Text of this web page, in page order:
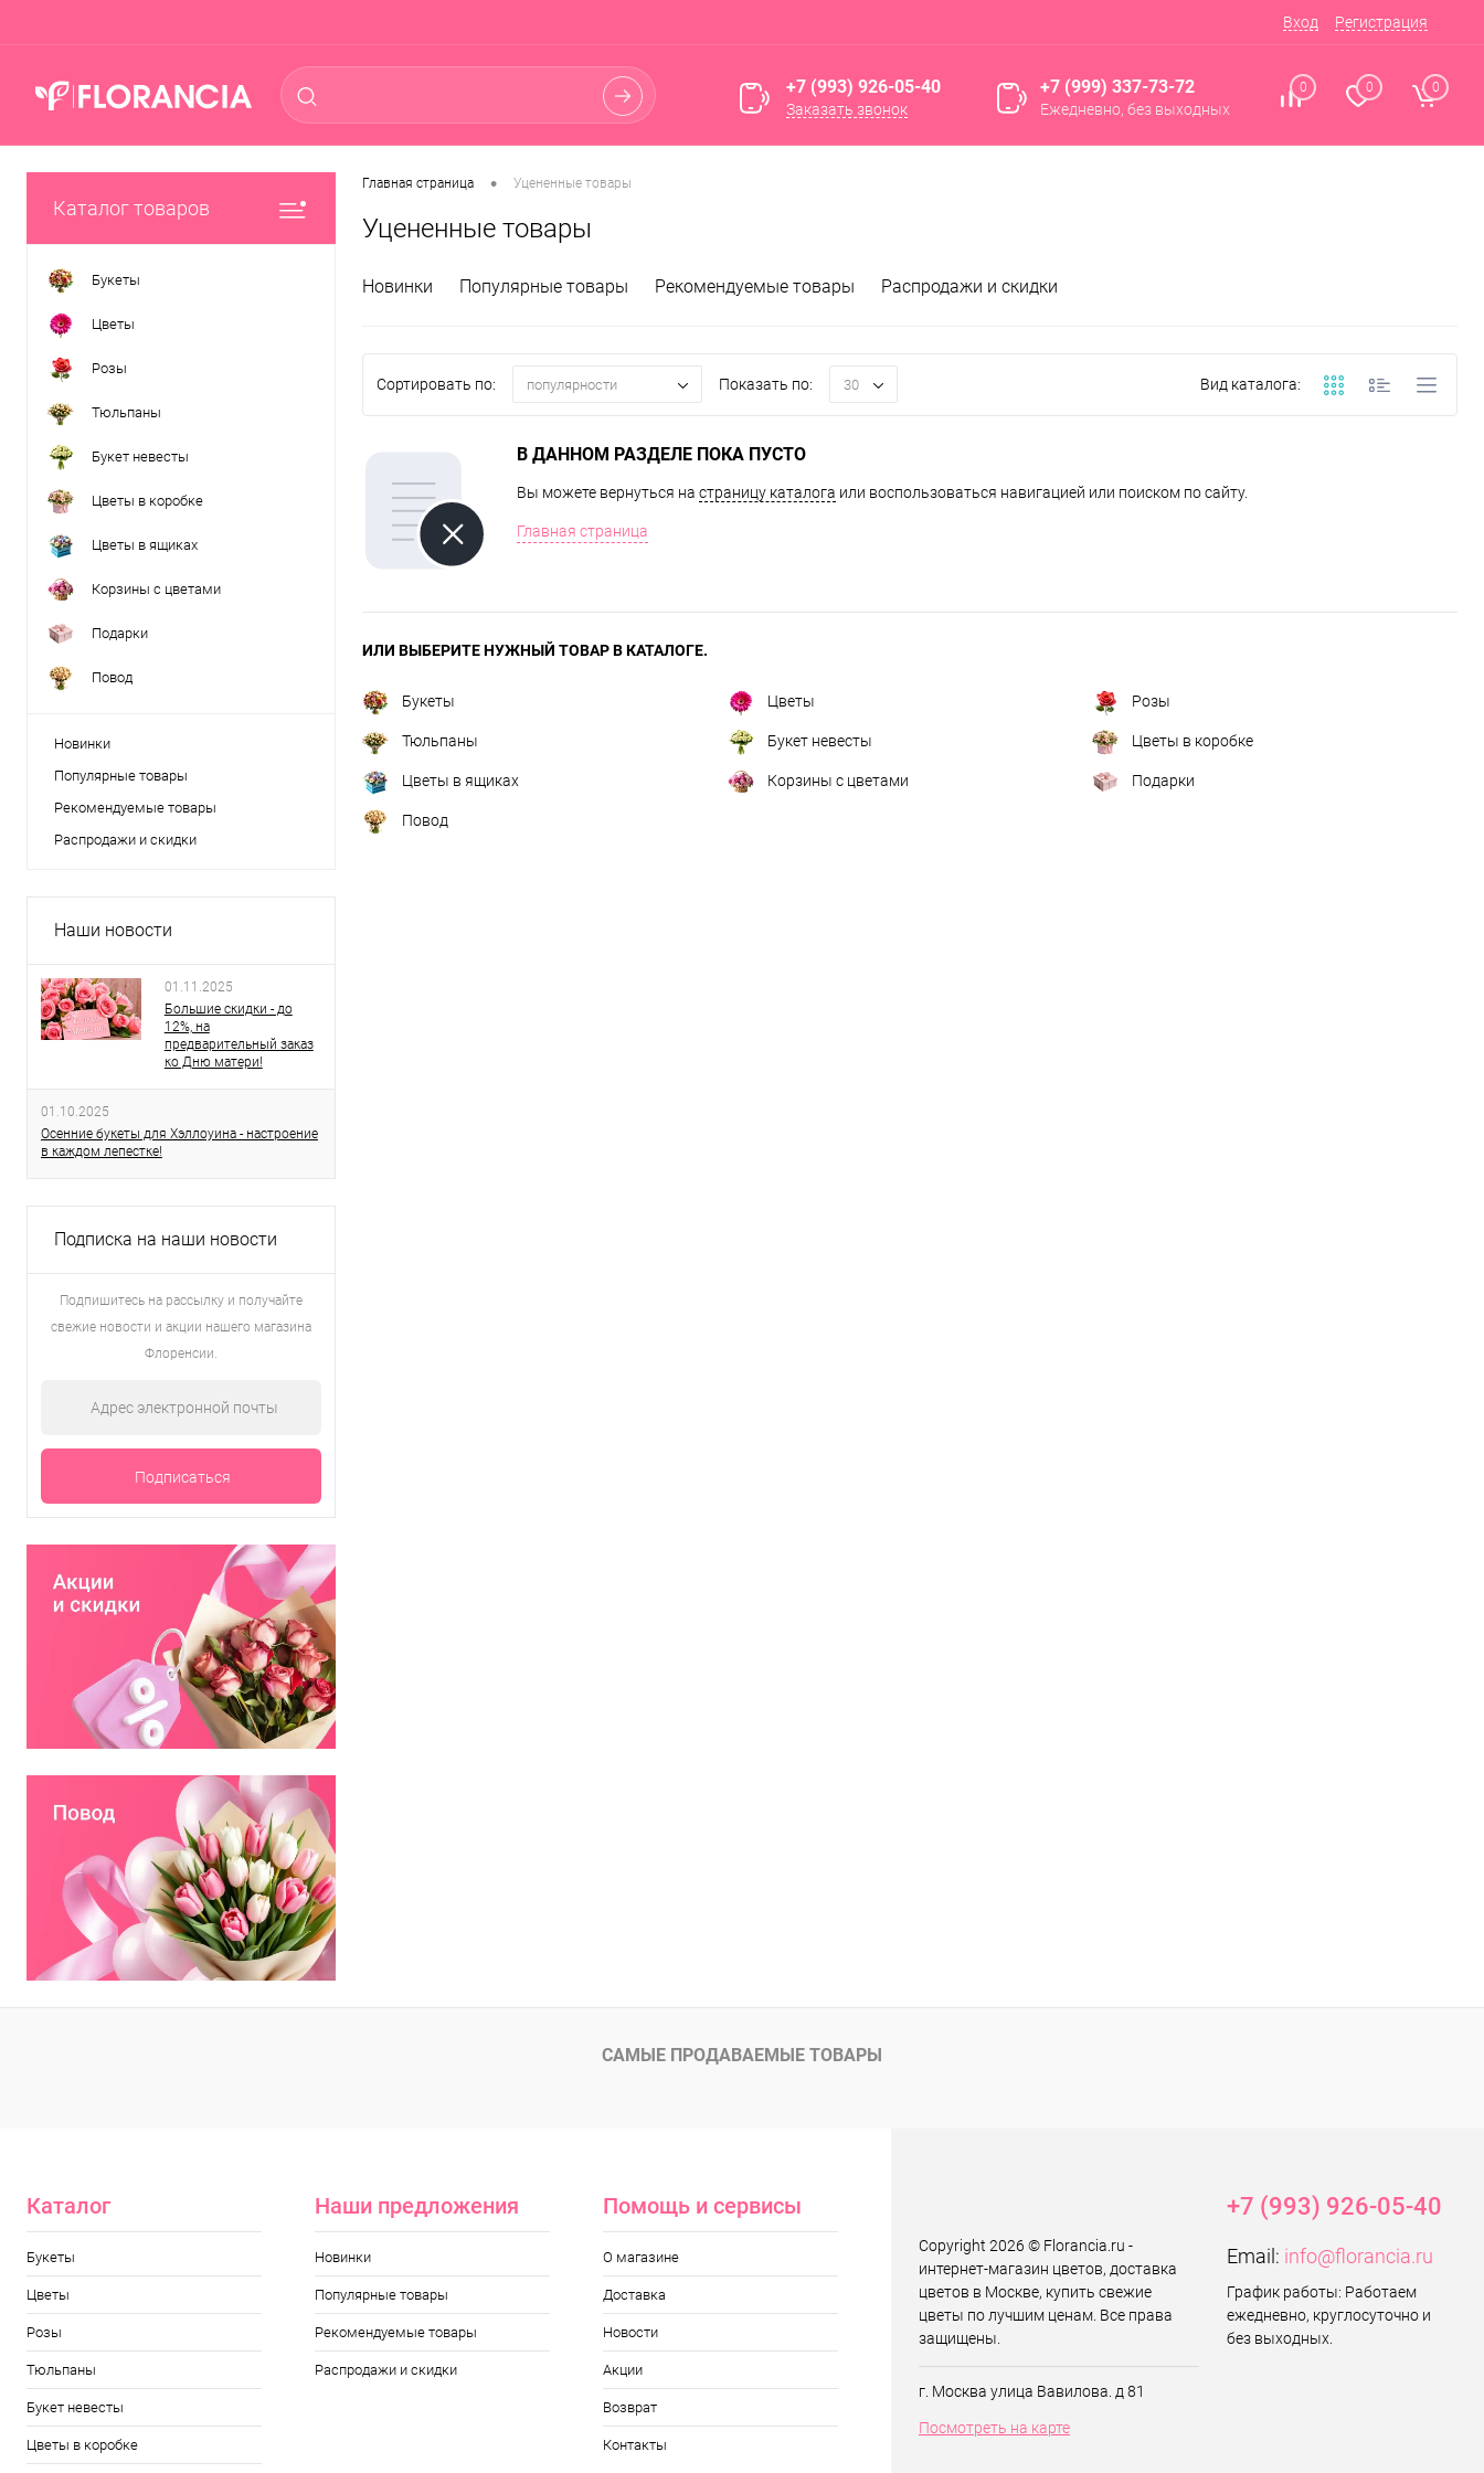
Вход Регистрация
+7 (993) 926-05-40
Заказать звонок
+7 (999) 337-73-72
Ежедневно, без выходных
0 0 0
Каталог товаров
Букеты
Цветы
Розы
Тюльпаны
Букет невесты
Цветы в коробке
Цветы в ящиках
Корзины с цветами
Подарки
Повод
Новинки
Популярные товары
Рекомендуемые товары
Распродажи и скидки
Наши новости
01.11.2025
Большие скидки - до
12%, на
предварительный заказ
ко Дню матери!
01.10.2025
Осенние букеты для Хэллоуина - настроение
в каждом лепестке!
Подписка на наши новости
Подпишитесь на рассылку и получайте
свежие новости и акции нашего магазина
Флоренсии.
Главная страница • Уцененные товары
Уцененные товары
Новинки Популярные товары Рекомендуемые товары Распродажи и скидки
Сортировать по: популярности Показать по: 30 Вид каталога:
В ДАННОМ РАЗДЕЛЕ ПОКА ПУСТО
Вы можете вернуться на страницу каталога или воспользоваться навигацией или поиском по сайту.
Главная страница
ИЛИ ВЫБЕРИТЕ НУЖНЫЙ ТОВАР В КАТАЛОГЕ.
Букеты Цветы Розы
Тюльпаны Букет невесты Цветы в коробке
Цветы в ящиках Корзины с цветами Подарки
Повод
САМЫЕ ПРОДАВАЕМЫЕ ТОВАРЫ
Каталог
Букеты
Цветы
Розы
Тюльпаны
Букет невесты
Цветы в коробке
Наши предложения
Новинки
Популярные товары
Рекомендуемые товары
Распродажи и скидки
Помощь и сервисы
О магазине
Доставка
Новости
Акции
Возврат
Контакты
Copyright 2026 © Florancia.ru -
интернет-магазин цветов, доставка
цветов в Москве, купить свежие
цветы по лучшим ценам. Все права
защищены.
г. Москва улица Вавилова. д 81
Посмотреть на карте
+7 (993) 926-05-40
Email: info@florancia.ru
График работы: Работаем
ежедневно, круглосуточно и
без выходных.